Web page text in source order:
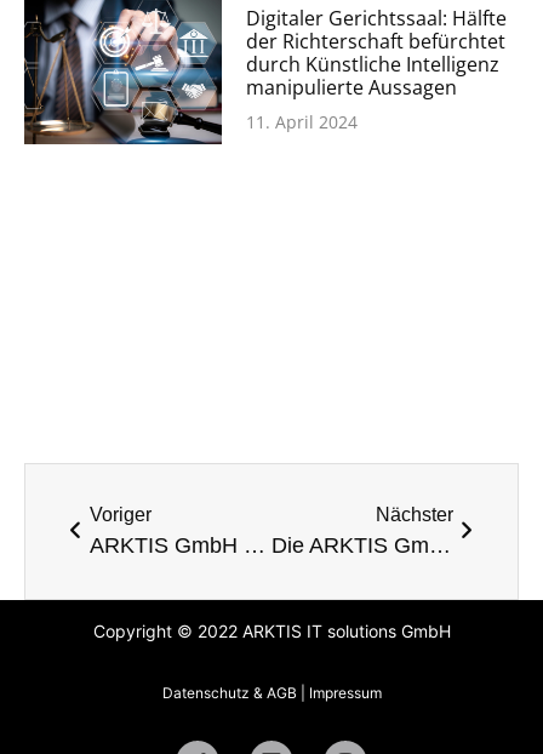
Digitaler Gerichtssaal: Hälfte
der Richterschaft befürchtet
durch Künstliche Intelligenz
manipulierte Aussagen
11. April 2024
Voriger
ARKTIS GmbH rüstet im Herzen der Hauptstadt einen Neubau für den Bund mit modernster IT-und Sicherheitstechnik aus!
Nächster
Die ARKTIS GmbH ist einer der besten Ausbildungsbetriebe Berlins 2015!
Copyright © 2022 ARKTIS IT solutions GmbH
Datenschutz & AGB Impressum